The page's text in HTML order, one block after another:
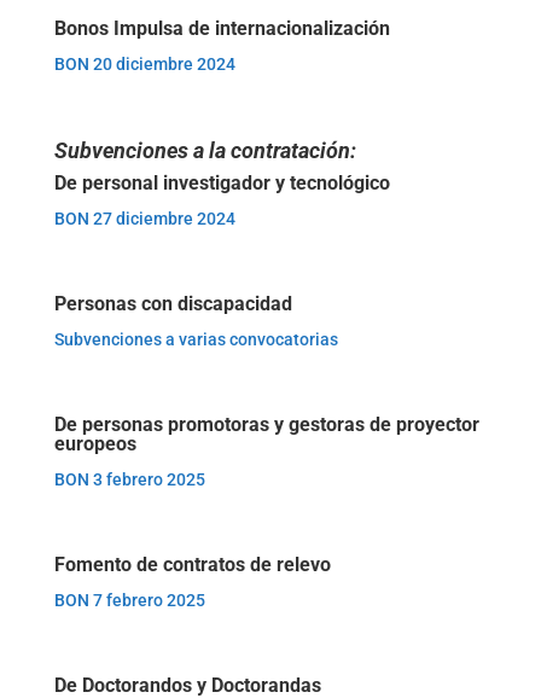
Bonos Impulsa de internacionalización
BON 20 diciembre 2024
Subvenciones a la contratación:
De personal investigador y tecnológico
BON 27 diciembre 2024
Personas con discapacidad
Subvenciones a varias convocatorias
De personas promotoras y gestoras de proyector
europeos
BON 3 febrero 2025
Fomento de contratos de relevo
BON 7 febrero 2025
De Doctorandos y Doctorandas